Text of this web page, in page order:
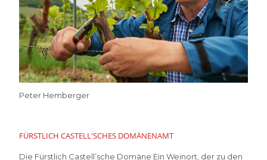
Peter Hemberger
FÜRSTLICH CASTELL'SCHES DOMÄNENAMT
Die Fürstlich Castell’sche Domäne Ein Weinort, der zu den